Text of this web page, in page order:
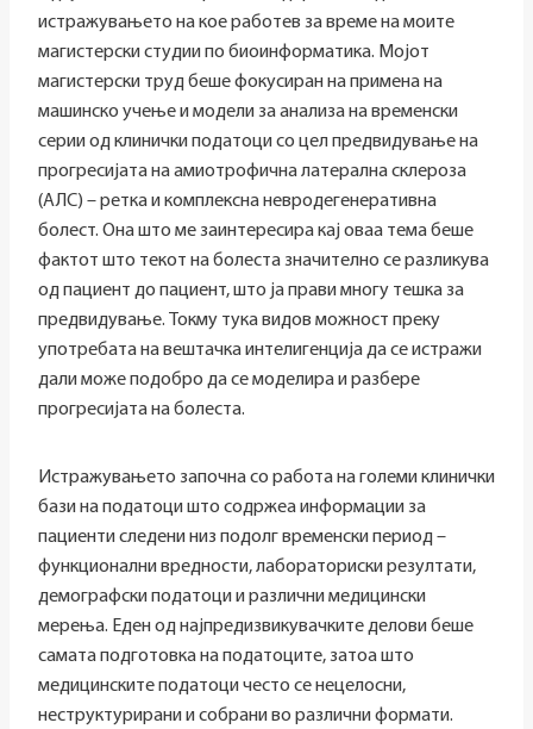
истражувањето на кое работев за време на моите
магистерски студии по биоинформатика. Мојот
магистерски труд беше фокусиран на примена на
машинско учење и модели за анализа на временски
серии од клинички податоци со цел предвидување на
прогресијата на амиотрофична латерална склероза
(АЛС) – ретка и комплексна невродегенеративна
болест. Она што ме заинтересира кај оваа тема беше
фактот што текот на болеста значително се разликува
од пациент до пациент, што ја прави многу тешка за
предвидување. Токму тука видов можност преку
употребата на вештачка интелигенција да се истражи
дали може подобро да се моделира и разбере
прогресијата на болеста.
Истражувањето започна со работа на големи клинички
бази на податоци што содржеа информации за
пациенти следени низ подолг временски период –
функционални вредности, лабораториски резултати,
демографски податоци и различни медицински
мерења. Еден од најпредизвикувачките делови беше
самата подготовка на податоците, затоа што
медицинските податоци често се нецелосни,
неструктурирани и собрани во различни формати.